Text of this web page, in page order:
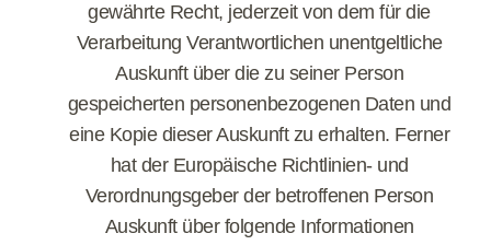
gewährte Recht, jederzeit von dem für die
Verarbeitung Verantwortlichen unentgeltliche
Auskunft über die zu seiner Person
gespeicherten personenbezogenen Daten und
eine Kopie dieser Auskunft zu erhalten. Ferner
hat der Europäische Richtlinien- und
Verordnungsgeber der betroffenen Person
Auskunft über folgende Informationen